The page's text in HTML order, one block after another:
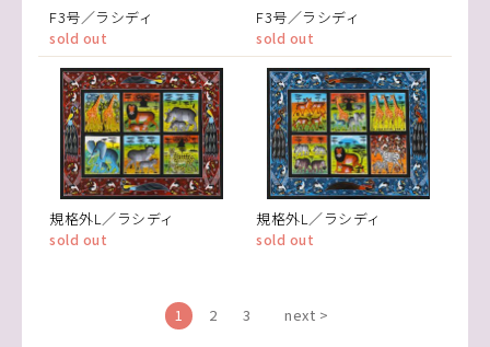
F3号／ラシディ
sold out
F3号／ラシディ
sold out
規格外L／ラシディ
sold out
規格外L／ラシディ
sold out
1 2 3 next >